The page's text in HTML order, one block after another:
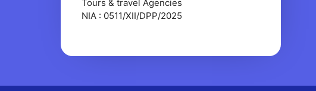
Tours & travel Agencies
NIA : 0511/XII/DPP/2025